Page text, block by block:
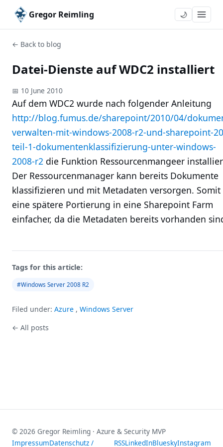
Gregor Reimling 🌙
← Back to blog
Datei-Dienste auf WDC2 installiert
📅 10 June 2010
Auf dem WDC2 wurde nach folgender Anleitung
http://blog.fumus.de/sharepoint/2010/04/
verwalten-mit-windows-2008-r2-und-sharepoint-
teil-1-dokumentenklassifizierung-unter-windows-
2008-r2 die Funktion Ressourcenmangeer
Der Ressourcenmanager kann bereits Dokumente
klassifizieren und mit Metadaten versorgen. Somit
eine spätere Portierung in eine Sharepoint Farm
einfacher, da die Metadaten bereits vorhanden
Tags for this article:
#Windows Server 2008 R2
Filed under: Azure , Windows Server
← All posts
© 2026 Gregor Reimling · Azure & Security MVP
ImpressumDatenschutz / RSSLinkedInBlueskyInstagram